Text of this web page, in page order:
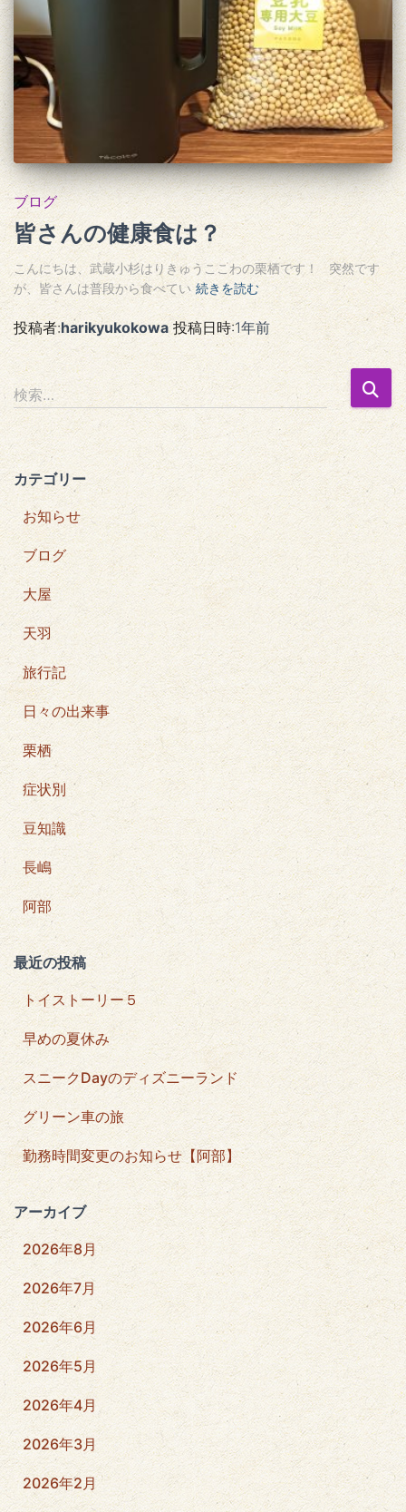
ブログ
皆さんの健康食は？
こんにちは、武蔵小杉はりきゅうここわの栗栖です！ 突然です
が、皆さんは普段から食べてい 続きを読む
投稿者:harikyukokowa投稿日時:1年前
検
索
検索…
カテゴリー
お知らせ
ブログ
大屋
天羽
旅行記
日々の出来事
栗栖
症状別
豆知識
長嶋
阿部
最近の投稿
トイストーリー５
早めの夏休み
スニークDayのディズニーランド
グリーン車の旅
勤務時間変更のお知らせ【阿部】
アーカイブ
2026年8月
2026年7月
2026年6月
2026年5月
2026年4月
2026年3月
2026年2月